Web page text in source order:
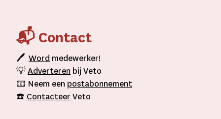
📬 Contact
🖊Word medewerker!
💡Adverteren bij Veto
📧 Neem een postabonnement
☎️ Contacteer Veto